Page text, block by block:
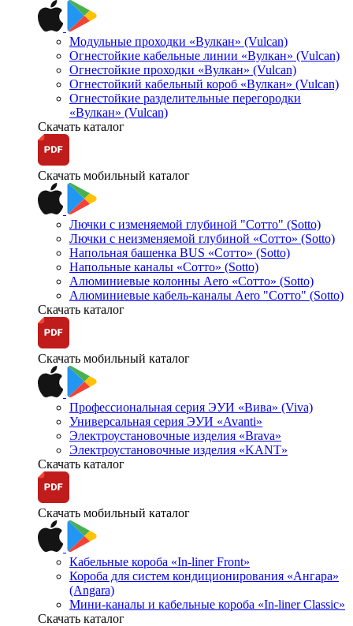
Модульные проходки «Вулкан» (Vulcan)
Огнестойкие кабельные линии «Вулкан» (Vulcan)
Огнестойкие проходки «Вулкан» (Vulcan)
Огнестойкий кабельный короб «Вулкан» (Vulcan)
Огнестойкие разделительные перегородки
«Вулкан» (Vulcan)
Скачать каталог
Скачать мобильный каталог
Лючки с изменяемой глубиной "Сотто" (Sotto)
Лючки с неизменяемой глубиной «Сотто» (Sotto)
Напольная башенка BUS «Сотто» (Sotto)
Напольные каналы «Сотто» (Sotto)
Алюминиевые колонны Aero «Сотто» (Sotto)
Алюминиевые кабель-каналы Aero "Сотто" (Sotto)
Скачать каталог
Скачать мобильный каталог
Профессиональная серия ЭУИ «Вива» (Viva)
Универсальная серия ЭУИ «Avanti»
Электроустановочные изделия «Brava»
Электроустановочные изделия «KANT»
Скачать каталог
Скачать мобильный каталог
Кабельные короба «In-liner Front»
Короба для систем кондиционирования «Ангара»
(Angara)
Мини-каналы и кабельные короба «In-liner Classic»
Скачать каталог